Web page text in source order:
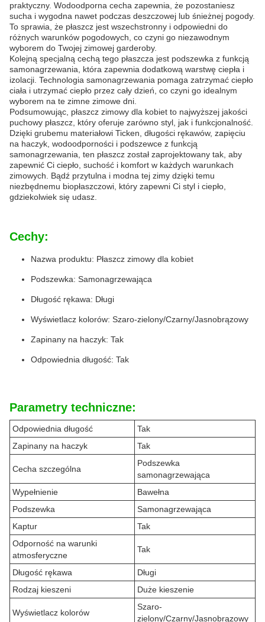
praktyczny. Wodoodporna cecha zapewnia, że pozostaniesz
sucha i wygodna nawet podczas deszczowej lub śnieżnej pogody.
To sprawia, że płaszcz jest wszechstronny i odpowiedni do
różnych warunków pogodowych, co czyni go niezawodnym
wyborem do Twojej zimowej garderoby.
Kolejną specjalną cechą tego płaszcza jest podszewka z funkcją
samonagrzewania, która zapewnia dodatkową warstwę ciepła i
izolacji. Technologia samonagrzewania pomaga zatrzymać ciepło
ciała i utrzymać ciepło przez cały dzień, co czyni go idealnym
wyborem na te zimne zimowe dni.
Podsumowując, płaszcz zimowy dla kobiet to najwyższej jakości
puchowy płaszcz, który oferuje zarówno styl, jak i funkcjonalność.
Dzięki grubemu materiałowi Ticken, długości rękawów, zapięciu
na haczyk, wodoodporności i podszewce z funkcją
samonagrzewania, ten płaszcz został zaprojektowany tak, aby
zapewnić Ci ciepło, suchość i komfort w każdych warunkach
zimowych. Bądź przytulna i modna tej zimy dzięki temu
niezbędnemu biopłaszczowi, który zapewni Ci styl i ciepło,
gdziekolwiek się udasz.
Cechy:
Nazwa produktu: Płaszcz zimowy dla kobiet
Podszewka: Samonagrzewająca
Długość rękawa: Długi
Wyświetlacz kolorów: Szaro-zielony/Czarny/Jasnobrązowy
Zapinany na haczyk: Tak
Odpowiednia długość: Tak
Parametry techniczne:
Odpowiednia długość
Tak
Zapinany na haczyk
Tak
Cecha szczególna
Podszewka
samonagrzewająca
Wypełnienie
Bawełna
Podszewka
Samonagrzewająca
Kaptur
Tak
Odporność na warunki
atmosferyczne
Tak
Długość rękawa
Długi
Rodzaj kieszeni
Duże kieszenie
Wyświetlacz kolorów
Szaro-
zielony/Czarny/Jasnobrązowy